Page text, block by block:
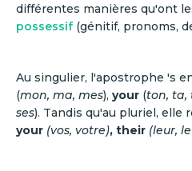
différentes manières qu'ont
possessif(génitif, pronoms,
Au singulier, l'apostrophe 's
(mon, ma, mes), your (ton, ta,
ses). Tandis qu'au pluriel, elle
your (vos, votre), their (leur,